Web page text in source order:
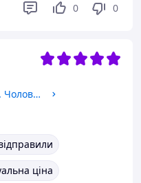
0 0
Спортивний костюм Nike Найк. Чоловічий спортивний костюм Найк Nike. Чоловічий спортивний костюм M
ціна